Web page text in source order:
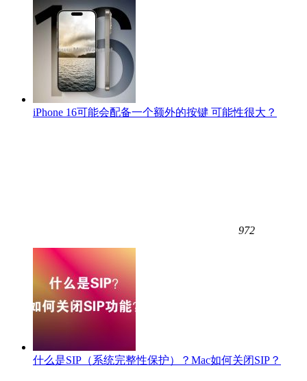
iPhone 16可能会配备一个额外的按键 可能性很大？
972
什么是SIP（系统完整性保护）？Mac如何关闭SIP？